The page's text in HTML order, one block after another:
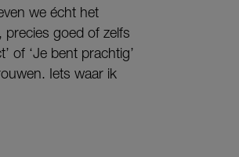
we écht het
precies goed of zelfs
of ‘Je bent prachtig’
Iets waar ik